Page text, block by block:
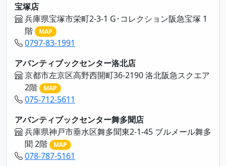
宝塚店
兵庫県宝塚市栄町2-3-1 G･コレクション阪急宝塚 1
階
MAP
0797-83-1991
アバンティブックセンター洛北店
京都市左京区高野西開町36-2190 洛北阪急スクエア
2階
MAP
075-712-5611
アバンティブックセンター舞多聞店
兵庫県神戸市垂水区舞多聞東2-1-45 ブルメール舞多
聞 2階
MAP
078-787-5161